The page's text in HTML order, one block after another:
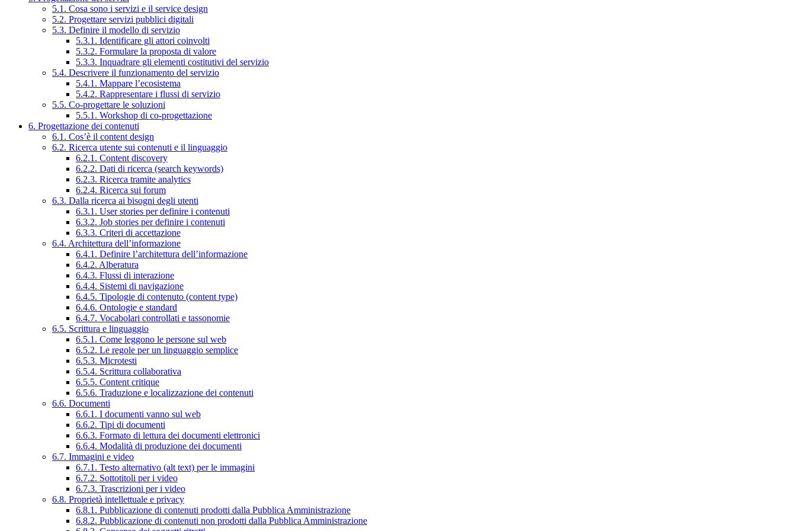
5.1. Cosa sono i servizi e il service design
5.2. Progettare servizi pubblici digitali
5.3. Definire il modello di servizio
5.3.1. Identificare gli attori coinvolti
5.3.2. Formulare la proposta di valore
5.3.3. Inquadrare gli elementi costitutivi del servizio
5.4. Descrivere il funzionamento del servizio
5.4.1. Mappare l’ecosistema
5.4.2. Rappresentare i flussi di servizio
5.5. Co-progettare le soluzioni
5.5.1. Workshop di co-progettazione
6. Progettazione dei contenuti
6.1. Cos’è il content design
6.2. Ricerca utente sui contenuti e il linguaggio
6.2.1. Content discovery
6.2.2. Dati di ricerca (search keywords)
6.2.3. Ricerca tramite analytics
6.2.4. Ricerca sui forum
6.3. Dalla ricerca ai bisogni degli utenti
6.3.1. User stories per definire i contenuti
6.3.2. Job stories per definire i contenuti
6.3.3. Criteri di accettazione
6.4. Architettura dell’informazione
6.4.1. Definire l’architettura dell’informazione
6.4.2. Alberatura
6.4.3. Flussi di interazione
6.4.4. Sistemi di navigazione
6.4.5. Tipologie di contenuto (content type)
6.4.6. Ontologie e standard
6.4.7. Vocabolari controllati e tassonomie
6.5. Scrittura e linguaggio
6.5.1. Come leggono le persone sul web
6.5.2. Le regole per un linguaggio semplice
6.5.3. Microtesti
6.5.4. Scrittura collaborativa
6.5.5. Content critique
6.5.6. Traduzione e localizzazione dei contenuti
6.6. Documenti
6.6.1. I documenti vanno sul web
6.6.2. Tipi di documenti
6.6.3. Formato di lettura dei documenti elettronici
6.6.4. Modalità di produzione dei documenti
6.7. Immagini e video
6.7.1. Testo alternativo (alt text) per le immagini
6.7.2. Sottotitoli per i video
6.7.3. Trascrizioni per i video
6.8. Proprietà intellettuale e privacy
6.8.1. Pubblicazione di contenuti prodotti dalla Pubblica Amministrazione
6.8.2. Pubblicazione di contenuti non prodotti dalla Pubblica Amministrazione